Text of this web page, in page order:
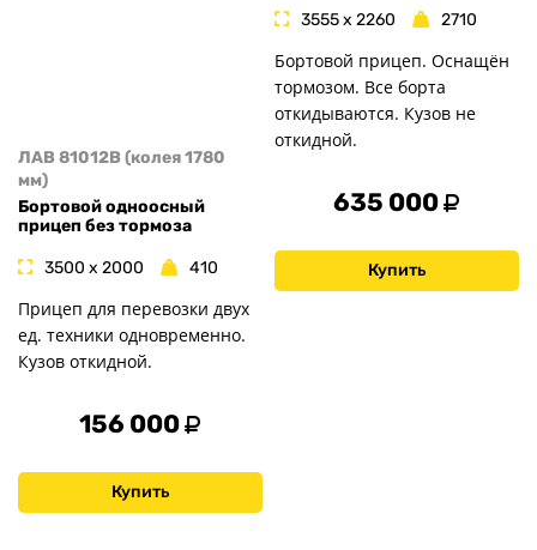
ЛАВ 81012B (колея 1780
мм)
Бортовой одноосный
прицеп без тормоза
3500 x 2000 410
Прицеп для перевозки двух
ед. техники одновременно.
Кузов откидной.
156 000
Купить
3555 x 2260 2710
Бортовой прицеп. Оснащён
тормозом. Все борта
откидываются. Кузов не
откидной.
635 000
Купить